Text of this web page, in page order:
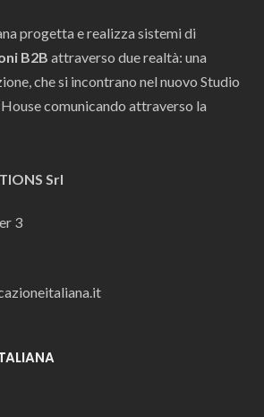
progetta e realizza sistemi di
B2B attraverso due realtà: una
che si incontrano nel nuovo Studio
comunicando attraverso la
Srl
3